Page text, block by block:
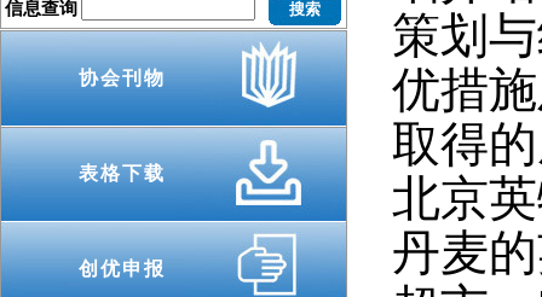
信息查询
协会刊物
表格下载
创优申报
策划
优措
取得
北京
丹麦